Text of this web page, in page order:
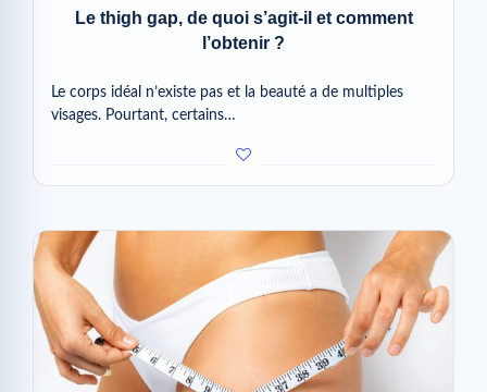
Le thigh gap, de quoi s’agit-il et comment
l’obtenir ?
Le corps idéal n’existe pas et la beauté a de multiples
visages. Pourtant, certains…